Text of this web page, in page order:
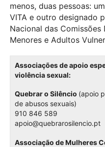
menos, duas pessoas:
VITA e outro designado
Nacional das
Menores e Adultos
Associações de apoio
violência sexual:
Quebrar o Silêncio (apoio
de abusos sexuais)
910 846 589
apoio@quebrarosilencio.pt
Associação de Mulheres